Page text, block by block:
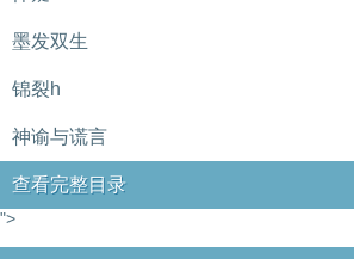
墨发双生
锦裂h
神谕与谎言
查看完整目录
">